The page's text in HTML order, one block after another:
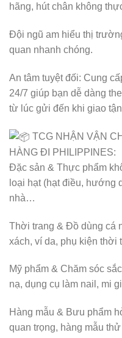
hãng, hút chân không
Đội ngũ am hiểu thị
quan nhanh chóng.
An tâm tuyệt đối: Cung
24/7 giúp bạn dễ dàng
từ lúc gửi đến khi giao
TCG NHẬN VẬN
HÀNG ĐI PHILIPPINES:
Đặc sản & Thực phẩm
loại hạt (hạt điều,
nhà…
Thời trang & Đồ dùng cá
xách, ví da, phụ kiện thời
Mỹ phẩm & Chăm sóc
nạ, dụng cụ làm nail, mi
Hàng mẫu & Bưu phẩm
quan trọng, hàng mẫu